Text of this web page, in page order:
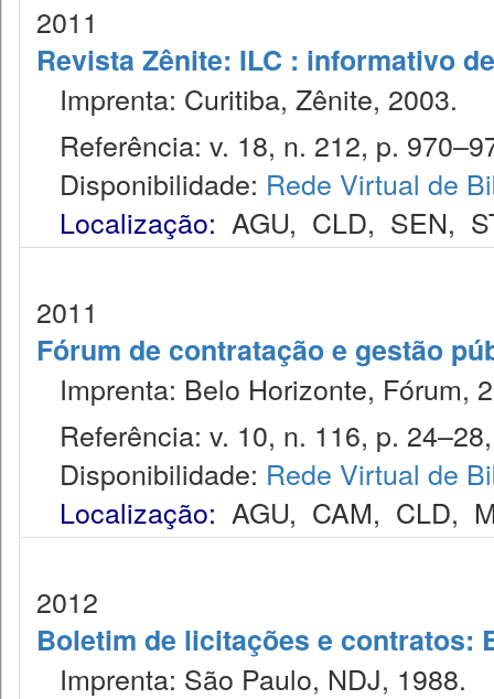
2011
Revista Zênite: ILC : informativo
Imprenta: Curitiba, Zênite, 2003.
Referência: v. 18, n. 212, p.
Disponibilidade: Rede Virtual de
Localização: AGU, CLD, SEN,
2011
Fórum de contratação e gestão
Imprenta: Belo Horizonte, Fórum,
Referência: v. 10, n. 116, p.
Disponibilidade: Rede Virtual de
Localização: AGU, CAM, CLD,
2012
Boletim de licitações e contratos:
Imprenta: São Paulo, NDJ, 1988.